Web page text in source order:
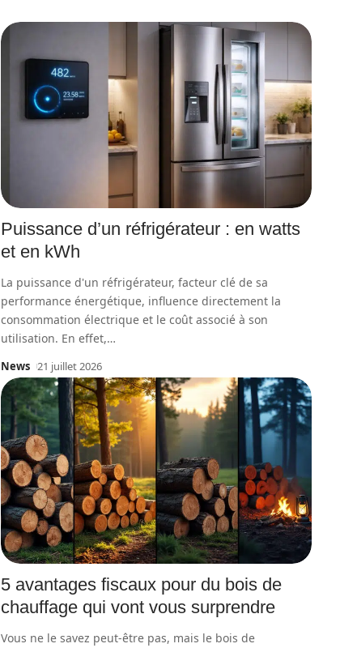
Puissance d’un réfrigérateur : en watts
et en kWh
La puissance d'un réfrigérateur, facteur clé de sa
performance énergétique, influence directement la
consommation électrique et le coût associé à son
utilisation. En effet,…
News 21 juillet 2026
5 avantages fiscaux pour du bois de
chauffage qui vont vous surprendre
Vous ne le savez peut-être pas, mais le bois de